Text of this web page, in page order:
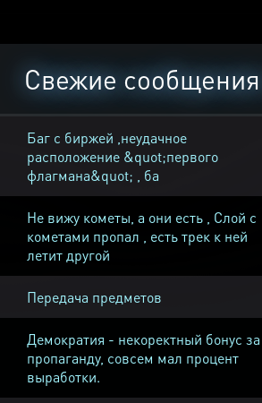
Свежие
Баг с биржей ,неудачное
расположение &quot;первого
флагмана&quot; , ба
Не вижу кометы, а они есть , Слой с
кометами пропал , есть трек к ней
летит другой
Передача предметов
Демократия - некоректный бонус за
пропаганду, совсем мал процент
выработки.